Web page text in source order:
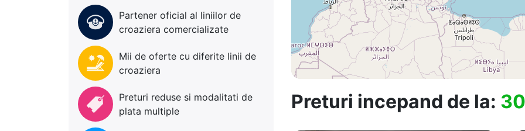
Partener oficial al liniilor de
croaziera comercializate
Mii de oferte cu diferite linii de
croaziera
Preturi reduse si modalitati de
plata multiple
Preturi incepand de la: